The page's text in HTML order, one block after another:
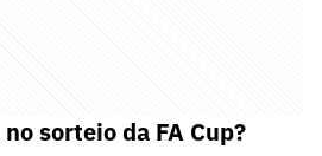
sorteio da FA Cup?